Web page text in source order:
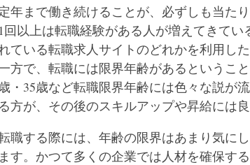
年まで働き続けることが、必ずしも当た
以上は転職経験がある人が増えてきてい
ている転職求人サイトのどれかを利用し
方で、転職には限界年齢があるというこ
・35歳など転職限界年齢には色々な説が
方が、その後のスキルアップや昇給には良
職する際には、年齢の限界はあまり気に
す。かつて多くの企業では人材を確保す